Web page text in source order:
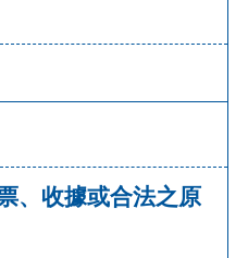
、收據或合法之原